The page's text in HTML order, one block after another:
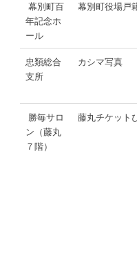
幕別町百
年記念ホ
ール
幕別町役場戸
忠類総合
支所
カシマ写真
勝毎サロ
ン（藤丸
７階）
藤丸チケット